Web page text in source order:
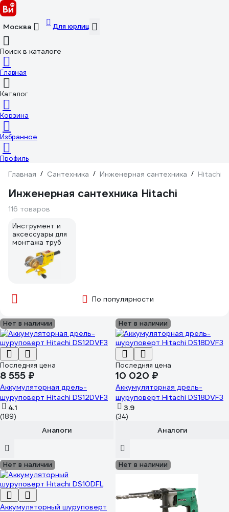
Москва Для юрлиц
Поиск в каталоге
Главная
Каталог
Корзина
Избранное
Профиль
Главная / Сантехника / Инженерная сантехника / Hitachi
Инженерная сантехника Hitachi
116 товаров
Инструмент и
аксессуары для
монтажа труб
По популярности
Нет в наличии
Последняя цена
8 555 ₽
Аккумуляторная дрель-
шуруповерт Hitachi DS12DVF3
4.1
(189)
Аналоги
Нет в наличии
Последняя цена
10 020 ₽
Аккумуляторная дрель-
шуруповерт Hitachi DS18DVF3
3.9
(34)
Аналоги
Нет в наличии
Аккумуляторный шуруповерт
Нет в наличии